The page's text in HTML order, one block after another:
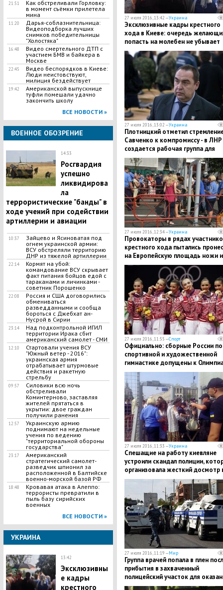
21:51
Как обстреливали Горловку:
в момент съёмки прилетела
мина
11:20
Дарья-соблазнительница:
Видеоподборка лучших
снимков победительницы
"Холостяка"
16:48
Видео смертельного ДТП с
участием БМВ и байкера в
Москве
22:45
Видео беспорядков в Киеве:
Люди неистовствуют,
милиция бездействует
19:42
Американской выпускнице
туфли помешали удачно
закончить школу
ВСЕ НОВОСТИ »
ВОЕННОЕ ОБОЗРЕНИЕ
14:33
Росгвардия
успешно
ликвидирова
ла
террористические "банды" в
ходе учений при содействии
артиллерии и авиации
10:37
Зайцево и Ясиноватая под
огнем украинской армии:
ВСУ обстреляли территорию
ДНР из тяжелой артиллерии
22:14
Кормят на убой:
командование ВСУ скрывает
факт питания бойцов едой с
тараканами и личинками -
советник Порошенко
22:08
Россия и США договорились
обмениваться
разведданными и сообща
бороться с Джебхат ан-
Нусрой в Сирии
23:14
Над подконтрольной ИГИЛ
территории Ирака сбит
американский самолет - СМИ
12:10
Стартовали учения ВСУ
"Южный ветер - 2016":
украинская армия
отрабатывает штурмовые
действия и ракетную
стрельбу
09:57
Силовики всю ночь
обстреливали
Коминтерново, заставляя
жителей прятаться в
укрытии: двое граждан
получили ранения
12:57
Украинскую армию
поднимают на недельные
учения по ведению
"территориальной обороны
государства"
23:17
Американский
стратегический самолет-
разведчик шпионил за
расположенной в Балтийске
военно-морской базой РФ
18:48
Кровавая атака в Алеппо:
террористы превратили в
пыль базу сирийских
военных
ВСЕ НОВОСТИ »
УКРАИНА
13:42
Эксклюзивны
е кадры
крестного
27 июля 2016, 13:42 —Украина
Эксклюзивные кадры крестного
хода в Киеве: очередь
попасть на молебен не убывает
27 июля 2016, 13:02 —Украина
Плотницкий отметил
Савченко к компромиссу - в ЛНР
создается рабочая группа для
переговоров
27 июля 2016, 12:34 —Украина
Провокаторы в рядах
крестного хода пытались
на Европейскую площадь ножи и
металлические дубинки
27 июля 2016, 11:55 —Спорт
Официально: сборные России по
спортивной и художественной
гимнастике допущены к
27 июля 2016, 11:33 —Украина
Спешащие на работу киевляне
устроили скандал полиции,
организовала жесткий досмотр
связи с крестным ходом
27 июля 2016, 11:19 —Мир
Группа врачей попала в плен
прибытия в захваченный
полицейский участок для
помощи раненым